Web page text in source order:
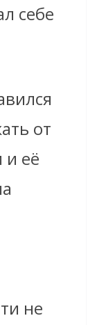
себе
от
и её
не